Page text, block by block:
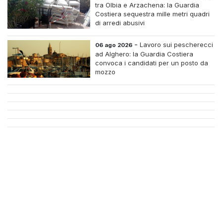
tra Olbia e Arzachena: la Guardia
Costiera sequestra mille metri quadri
di arredi abusivi
06 ago 2026 -Lavoro sui pescherecci
ad Alghero: la Guardia Costiera
convoca i candidati per un posto da
mozzo